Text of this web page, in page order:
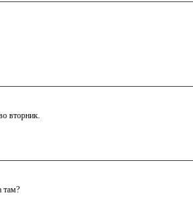
вторник.
там?